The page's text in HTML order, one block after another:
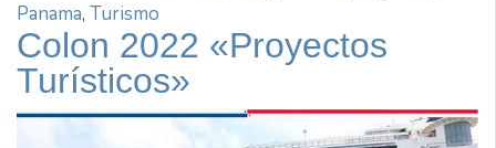
Panama, Turismo
Colon 2022 «Proyectos
Turísticos»